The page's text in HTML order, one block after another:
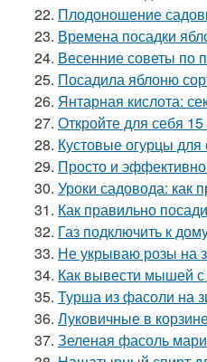
22. Плодоношение
23. Времена посадки
24. Весенние советы по
25. Посадила яблоню
26. Янтарная кислота:
27. Откройте для себя
28. Кустовые огурцы для
29. Просто и
30. Уроки садовода: как
31. Как правильно
32. Газ подключить к
33. Не укрываю розы на
34. Как вывести мышей с
35. Турша из фасоли на
36. Луковичные в
37. Зеленая фасоль